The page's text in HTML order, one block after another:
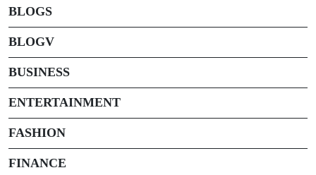
BLOGS
BLOGV
BUSINESS
ENTERTAINMENT
FASHION
FINANCE